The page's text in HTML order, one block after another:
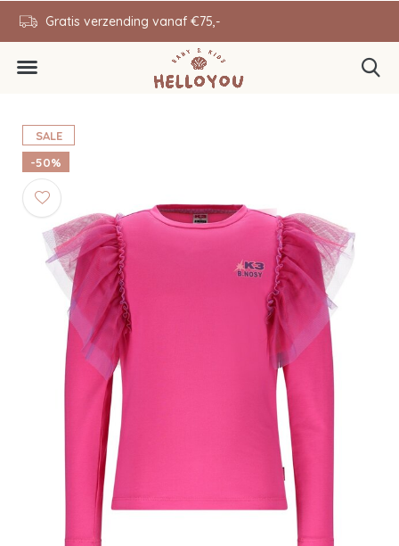
Gratis verzending vanaf €75,-
SALE
-50%